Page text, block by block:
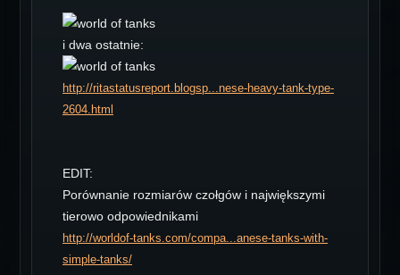
i dwa ostatnie:
http://ritastatusreport.blogsp...nese-heavy-tank-type-
2604.html
EDIT:
Porównanie rozmiarów czołgów i największymi
tierowo odpowiednikami
http://worldof-tanks.com/compa...anese-tanks-with-
simple-tanks/